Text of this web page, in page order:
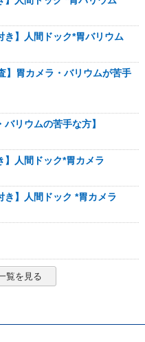
き】人間ドック*胃バリウム
】胃カメラ・バリウムが苦手
リウムの苦手な方】
】人間ドック*胃カメラ
き】人間ドック *胃カメラ
覧を見る